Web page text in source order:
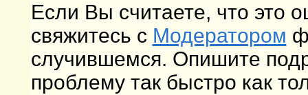
Если Вы считаете, что это
свяжитесь с Модератором
случившемся. Опишите
проблему так быстро как